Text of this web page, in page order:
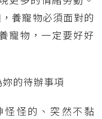
養寵物必須面對的
寵物，一定要好好
的待辦事項
怪怪的、突然不黏